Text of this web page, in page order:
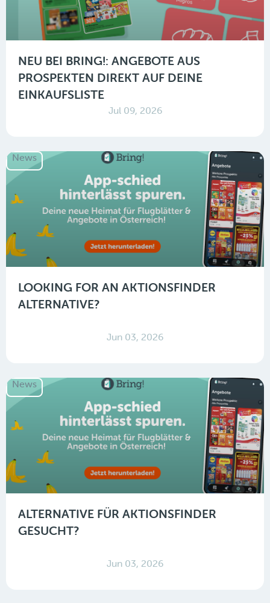
NEU BEI BRING!: ANGEBOTE AUS
PROSPEKTEN DIREKT AUF DEINE
EINKAUFSLISTE
Jul 09, 2026
News
LOOKING FOR AN AKTIONSFINDER
ALTERNATIVE?
Jun 03, 2026
News
ALTERNATIVE FÜR AKTIONSFINDER
GESUCHT?
Jun 03, 2026